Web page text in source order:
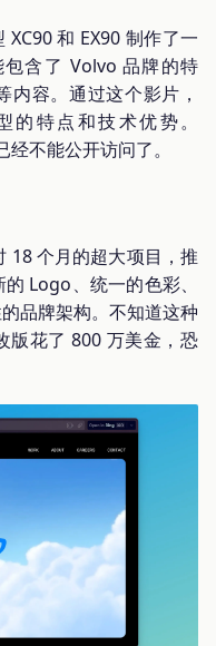
和 EX90 制作了一
含了 Volvo 品牌的特
容。通过这个影片，
特点和技术优势。
不能公开访问了。
个月的超大项目，推
Logo、统一的色彩、
品牌架构。不知道这种
版花了 800 万美金，恐